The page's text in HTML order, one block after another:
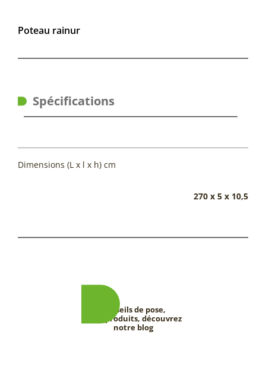
Poteau rainur
Spécifications
Dimensions (L x l x h) cm
270 x 5 x 10,5
Conseils de pose,
tests produits, découvrez
notre blog